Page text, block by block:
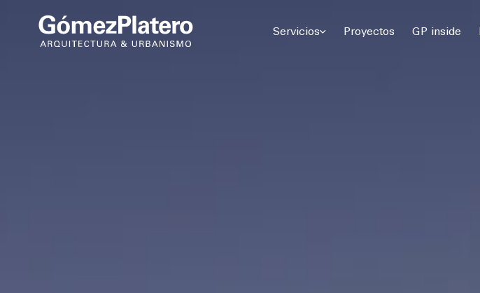
Servicios Proyectos GP inside